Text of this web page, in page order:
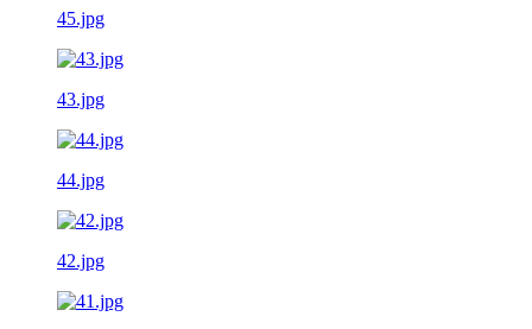
45.jpg
43.jpg
44.jpg
42.jpg